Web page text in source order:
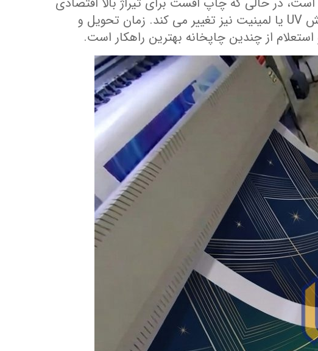
‌تر است. علاوه بر این، تعرفه‌ های چاپ بسته به استفاده از تکنیک‌ های پیشرفته‌ تر مانند روکش UV یا لمینیت نیز تغییر می‌ کند. زمان تحویل و
از چندین چاپخانه بهترین راهکار است.